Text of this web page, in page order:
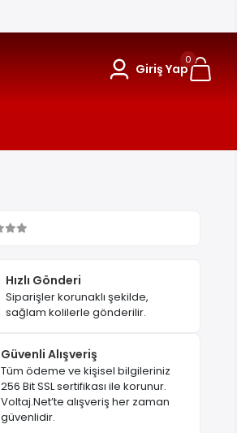
Giriş Yap
0
Hızlı Gönderi
Siparişler korunaklı şekilde,
sağlam kolilerle gönderilir.
Güvenli Alışveriş
Tüm ödeme ve kişisel bilgileriniz
256 Bit SSL sertifikası ile korunur.
Voltaj.Net’te alışveriş her zaman
güvenlidir.